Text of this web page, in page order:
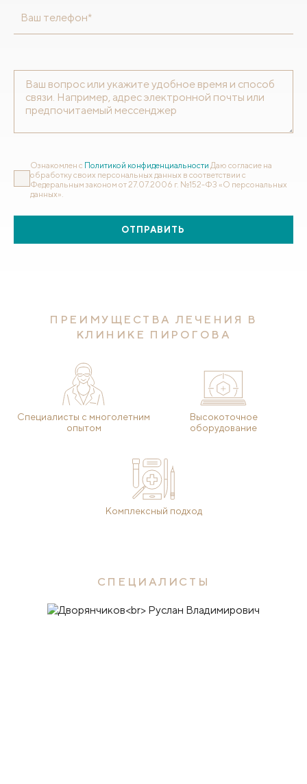
Ваш телефон*
Ознакомлен с Политикой конфиденциальности Даю согласие на
обработку своих персональных данных в соответствии с
Федеральным законом от 27.07.2006 г. №152-ФЗ «О персональных
данных».
ОТПРАВИТЬ
ПРЕИМУЩЕСТВА ЛЕЧЕНИЯ В
КЛИНИКЕ ПИРОГОВА
Специалисты с многолетним
опытом
Высокоточное
оборудование
Комплексный подход
СПЕЦИАЛИСТЫ